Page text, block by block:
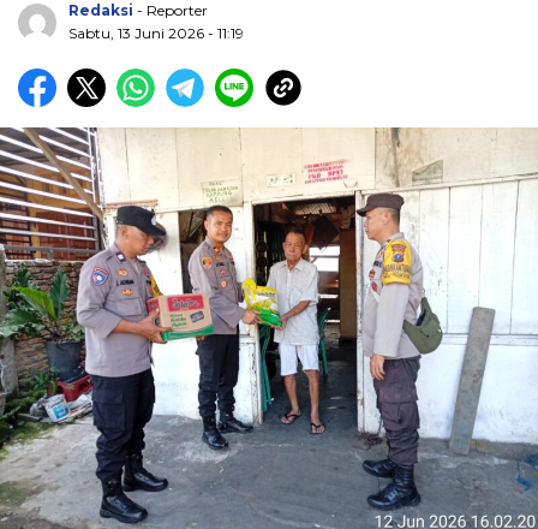
Redaksi - Reporter
Sabtu, 13 Juni 2026 - 11:19